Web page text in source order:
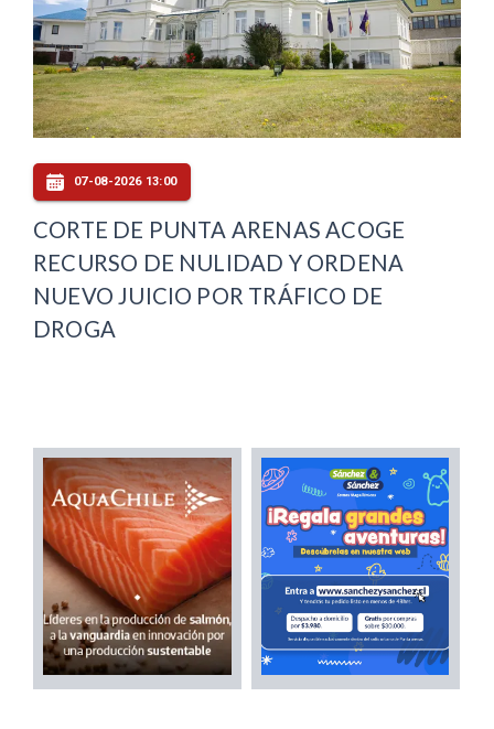
07-08-2026 13:00
CORTE DE PUNTA ARENAS ACOGE
RECURSO DE NULIDAD Y ORDENA
NUEVO JUICIO POR TRÁFICO DE
DROGA